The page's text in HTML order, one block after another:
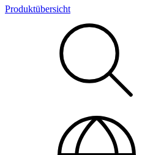
Produktübersicht